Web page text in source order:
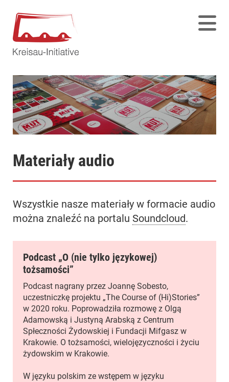
Materiały audio
Wszystkie nasze materiały w formacie audio
można znaleźć na portalu Soundcloud.
Podcast „O (nie tylko językowej)
tożsamości”
Podcast nagrany przez Joannę Sobesto,
uczestniczkę projektu „The Course of (Hi)Stories”
w 2020 roku. Poprowadziła rozmowę z Olgą
Adamowską i Justyną Arabską z Centrum
Spłeczności Żydowskiej i Fundacji Mifgasz w
Krakowie. O tożsamości, wielojęzyczności i życiu
żydowskim w Krakowie.
W języku polskim ze wstępem w języku